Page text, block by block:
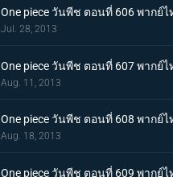
One piece วันพีช ตอนที่ 606 พากย์
Jul. 28, 2013
One piece วันพีช ตอนที่ 607 พากย์
Aug. 11, 2013
One piece วันพีช ตอนที่ 608 พากย์
Aug. 18, 2013
One piece วันพีช ตอนที่ 609 พากย์